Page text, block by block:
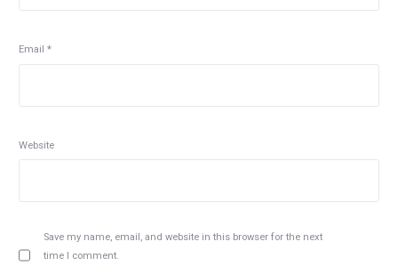
Email*
Website
Save my name, email, and website in this browser for the next
time I comment.